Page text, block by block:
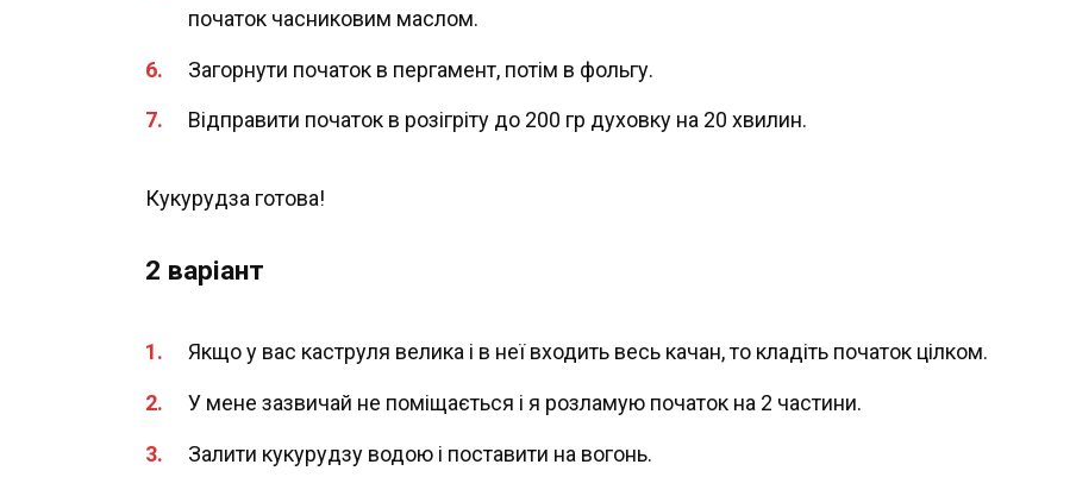
початок часниковим маслом.
Загорнути початок в пергамент, потім в фольгу.
Відправити початок в розігріту до 200 гр духовку на 20 хвилин.
Кукурудза готова!
2 варіант
Якщо у вас каструля велика і в неї входить весь качан, то кладіть початок цілком.
У мене зазвичай не поміщається і я розламую початок на 2 частини.
Залити кукурудзу водою і поставити на вогонь.